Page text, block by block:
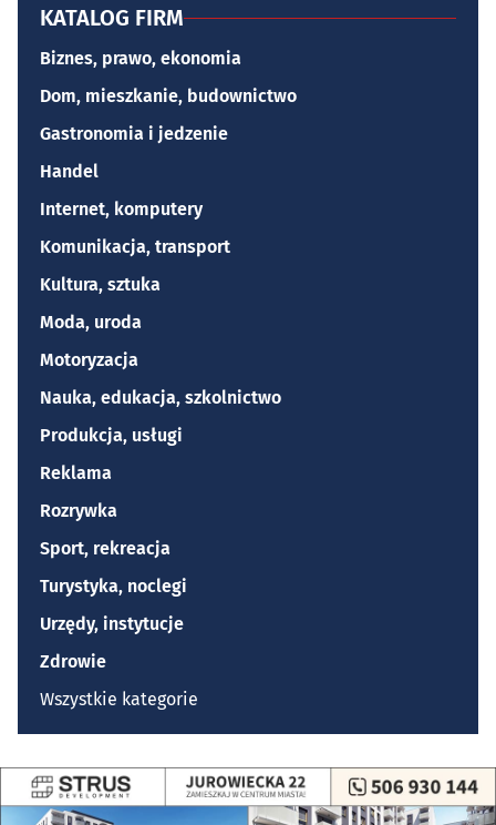
KATALOG FIRM
Biznes, prawo, ekonomia
Dom, mieszkanie, budownictwo
Gastronomia i jedzenie
Handel
Internet, komputery
Komunikacja, transport
Kultura, sztuka
Moda, uroda
Motoryzacja
Nauka, edukacja, szkolnictwo
Produkcja, usługi
Reklama
Rozrywka
Sport, rekreacja
Turystyka, noclegi
Urzędy, instytucje
Zdrowie
Wszystkie kategorie